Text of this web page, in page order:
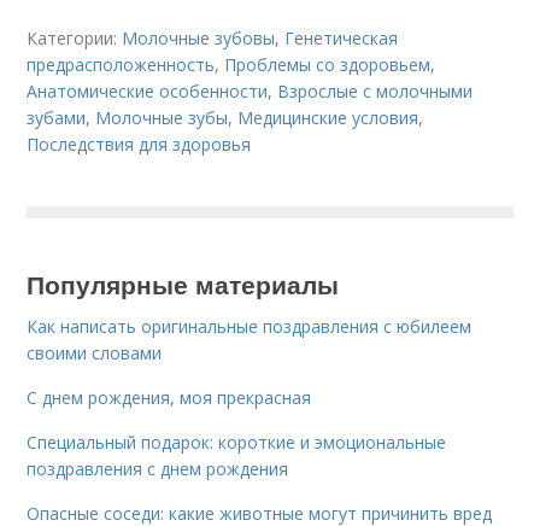
Категории: Молочные зубовы, Генетическая
предрасположенность, Проблемы со здоровьем,
Анатомические особенности, Взрослые с молочными
зубами, Молочные зубы, Медицинские условия,
Последствия для здоровья
Популярные материалы
Как написать оригинальные поздравления с юбилеем
своими словами
С днем рождения, моя прекрасная
Специальный подарок: короткие и эмоциональные
поздравления с днем рождения
Опасные соседи: какие животные могут причинить вред